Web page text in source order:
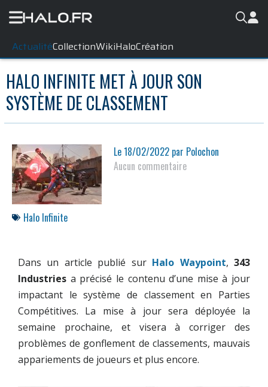
ActualitéCollectionWikiHaloCréation
HALO INFINITE MET À JOUR SON
SYSTÈME DE CLASSEMENT
Le18/02/2022 par Polochon
Aucun commentaire
Halo Infinite
Dans un article publié sur Halo Waypoint,343
Industries a précisé le contenu d’une mise à jour
impactant le système de classement en Parties
Compétitives. La mise à jour sera déployée la
semaine prochaine, et visera à corriger des
problèmes de gonflement de classements, mauvais
appariements de joueurs et plus encore.